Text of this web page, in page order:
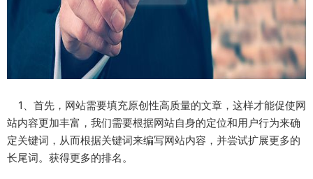
1、首先，网站需要填充原创性高质量的文章，这样才能促使网
站内容更加丰富，我们需要根据网站自身的定位和用户行为来确
定关键词，从而根据关键词来编写网站内容，并尝试扩展更多的
长尾词。获得更多的排名。